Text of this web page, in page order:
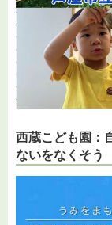
西蔵こども園：
ないをなくそう